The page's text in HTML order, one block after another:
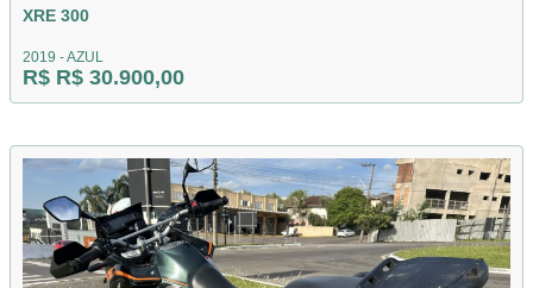
XRE 300
2019 - AZUL
R$ R$ 30.900,00